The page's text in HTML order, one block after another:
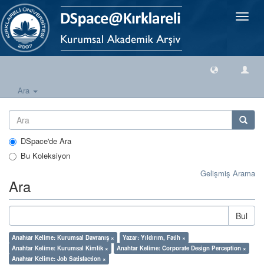
Geçiş
Ara
DSpace'de Ara
Bu Koleksiyon
Gelişmiş Arama
Ara
Bul
Anahtar Kelime: Kurumsal Davranış ×
Yazar: Yıldırım, Fatih ×
Anahtar Kelime: Kurumsal Kimlik ×
Anahtar Kelime: Corporate Design Perception ×
Anahtar Kelime: Job Satisfaction ×